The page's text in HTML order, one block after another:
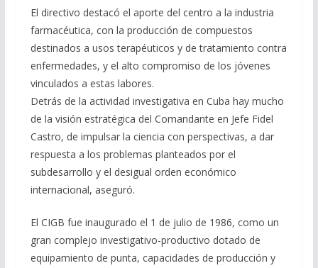
El directivo destacó el aporte del centro a la industria
farmacéutica, con la producción de compuestos
destinados a usos terapéuticos y de tratamiento contra
enfermedades, y el alto compromiso de los jóvenes
vinculados a estas labores.
Detrás de la actividad investigativa en Cuba hay mucho
de la visión estratégica del Comandante en Jefe Fidel
Castro, de impulsar la ciencia con perspectivas, a dar
respuesta a los problemas planteados por el
subdesarrollo y el desigual orden económico
internacional, aseguró.
El CIGB fue inaugurado el 1 de julio de 1986, como un
gran complejo investigativo-productivo dotado de
equipamiento de punta, capacidades de producción y